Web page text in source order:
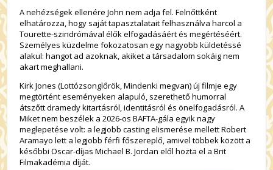
A nehézségek ellenére John nem adja fel. Felnőttként
elhatározza, hogy saját tapasztalatait felhasználva harcol a
Tourette-szindrómával élők elfogadásáért és megértéséért.
Személyes küzdelme fokozatosan egy nagyobb küldetéssé
alakul: hangot ad azoknak, akiket a társadalom sokáig nem
akart meghallani.
Kirk Jones (Lottózsonglőrök,Mindenki megvan) új filmje egy
megtörtént eseményeken alapuló, szerethető humorral
átszőtt dramedy kitartásról, identitásról és önelfogadásról. A
Miket nem beszélek a 2026-os BAFTA-gála egyik nagy
meglepetése volt: a legjobb casting elismerése mellett Robert
Aramayo lett a legjobb férfi főszereplő, amivel többek között a
későbbi Oscar-díjas Michael B. Jordan elől hozta el a Brit
Filmakadémia díját.